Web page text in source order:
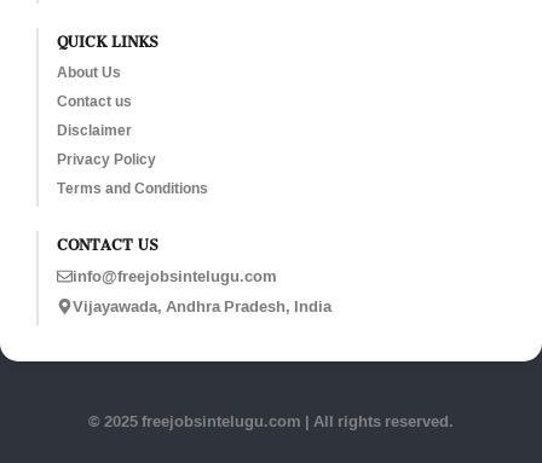
QUICK LINKS
About Us
Contact us
Disclaimer
Privacy Policy
Terms and Conditions
CONTACT US
info@freejobsintelugu.com
Vijayawada, Andhra Pradesh, India
© 2025 freejobsintelugu.com | All rights reserved.